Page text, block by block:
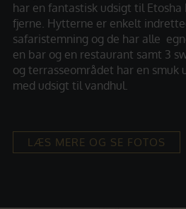
har en fantastisk udsigt til
fjerne. Hytterne er enkelt
safaristemning og de har alle
en bar og en restaurant samt 3
og terrasseområdet har en smuk
med udsigt til vandhul.
LÆS MERE OG SE FOTOS